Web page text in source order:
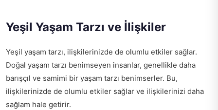
Yeşil Yaşam Tarzı ve İlişkiler
Yeşil yaşam tarzı, ilişkilerinizde de olumlu etkiler sağlar.
Doğal yaşam tarzı benimseyen insanlar, genellikle daha
barışçıl ve samimi bir yaşam tarzı benimserler. Bu,
ilişkilerinizde de olumlu etkiler sağlar ve ilişkilerinizi daha
sağlam hale getirir.